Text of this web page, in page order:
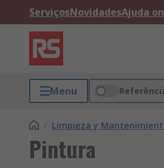
ServiçosNovidadesAjuda
Menu
/ Limpieza y
Pintura